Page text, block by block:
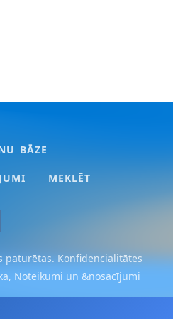
BĀZE
MEKLĒT
paturētas. Konfidencialitātes
, Noteikumi un &nosacījumi